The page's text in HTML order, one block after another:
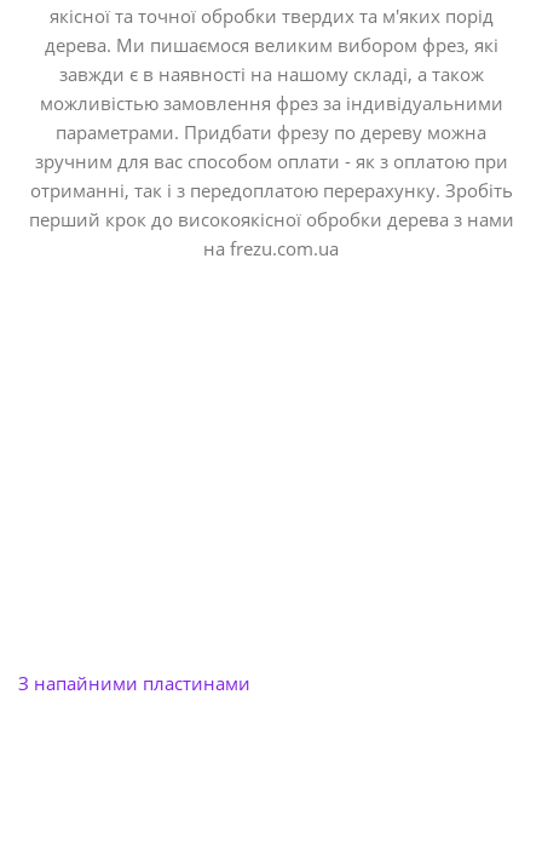
якісної та точної обробки твердих та м'яких порід
дерева. Ми пишаємося великим вибором фрез, які
завжди є в наявності на нашому складі, а також
можливістью замовлення фрез за індивідуальними
параметрами. Придбати фрезу по дереву можна
зручним для вас способом оплати - як з оплатою при
отриманні, так і з передоплатою перерахунку. Зробіть
перший крок до високоякісної обробки дерева з нами
на frezu.com.ua
З напайними пластинами